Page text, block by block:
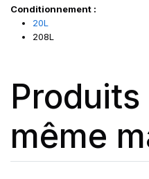
Conditionnement :
20L
208L
Produits
même